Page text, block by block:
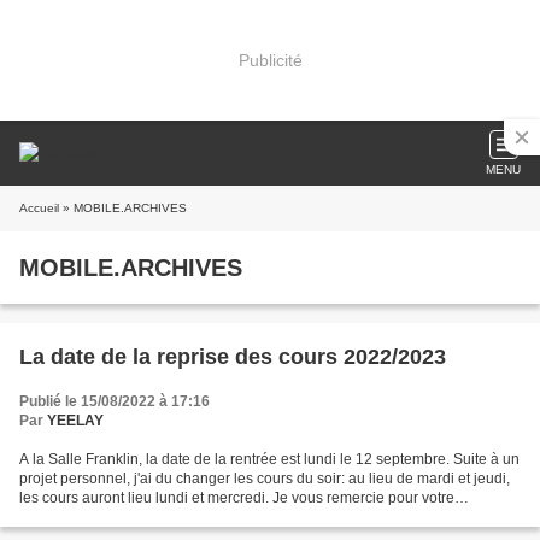
Publicité
MENU
Accueil » MOBILE.ARCHIVES
MOBILE.ARCHIVES
La date de la reprise des cours 2022/2023
Publié le 15/08/2022 à 17:16
Par YEELAY
A la Salle Franklin, la date de la rentrée est lundi le 12 septembre. Suite à un
projet personnel, j'ai du changer les cours du soir: au lieu de mardi et jeudi,
les cours auront lieu lundi et mercredi. Je vous remercie pour votre